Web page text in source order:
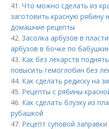
41.Что можно сделать из
заготовить красную
домашние рецепты
42.Засолка арбузов в
арбузов в бочке по
43. Как без лекарств
повысить гемоглобин без
44. Как сделать редиску на
45. Рецепты с рябины
46. Как сделать блузку из
рубашкой
47. Рецепт суповой